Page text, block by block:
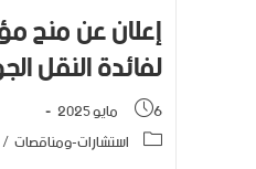
إعلان عن منح
لفائدة النقل
6 مايو 2025
استشارات-ومناقصات/